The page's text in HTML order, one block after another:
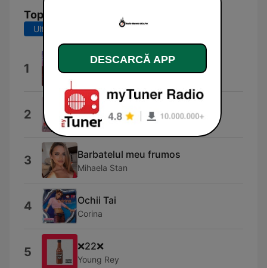
Top melodii
Ultimele 7 zile Ultimele 30 de zile
1 Sahara (Arabic Remix)
Snayper Swiyt
2 Sistem Guta
NICOLAE GUTA
3 Barbatelul meu frumos
Mihaela Stan
4 Ochii Tai
Corina
5 ❌22❌
Young Rey
DESCARCĂ APP